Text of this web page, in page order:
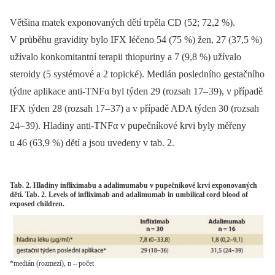
Většina matek exponovaných dětí trpěla CD (52; 72,2 %).
V průběhu gravidity bylo IFX léčeno 54 (75 %) žen, 27 (37,5 %)
užívalo konkomitantní terapii thiopuriny a 7 (9,8 %) užívalo
steroidy (5 systémové a 2 topické). Medián posledního gestačního
týdne aplikace anti-TNFα byl týden 29 (rozsah 17–39), v případě
IFX týden 28 (rozsah 17–37) a v případě ADA týden 30 (rozsah
24–39). Hladiny anti-TNFα v pupečníkové krvi byly měřeny
u 46 (63,9 %) dětí a jsou uvedeny v tab. 2.
Tab. 2. Hladiny infliximabu a adalimumabu v pupečníkové krvi exponovaných
dětí. Tab. 2. Levels of infliximab and adalimumab in umbilical cord blood of
exposed children.
*medián (rozmezí), n – počet